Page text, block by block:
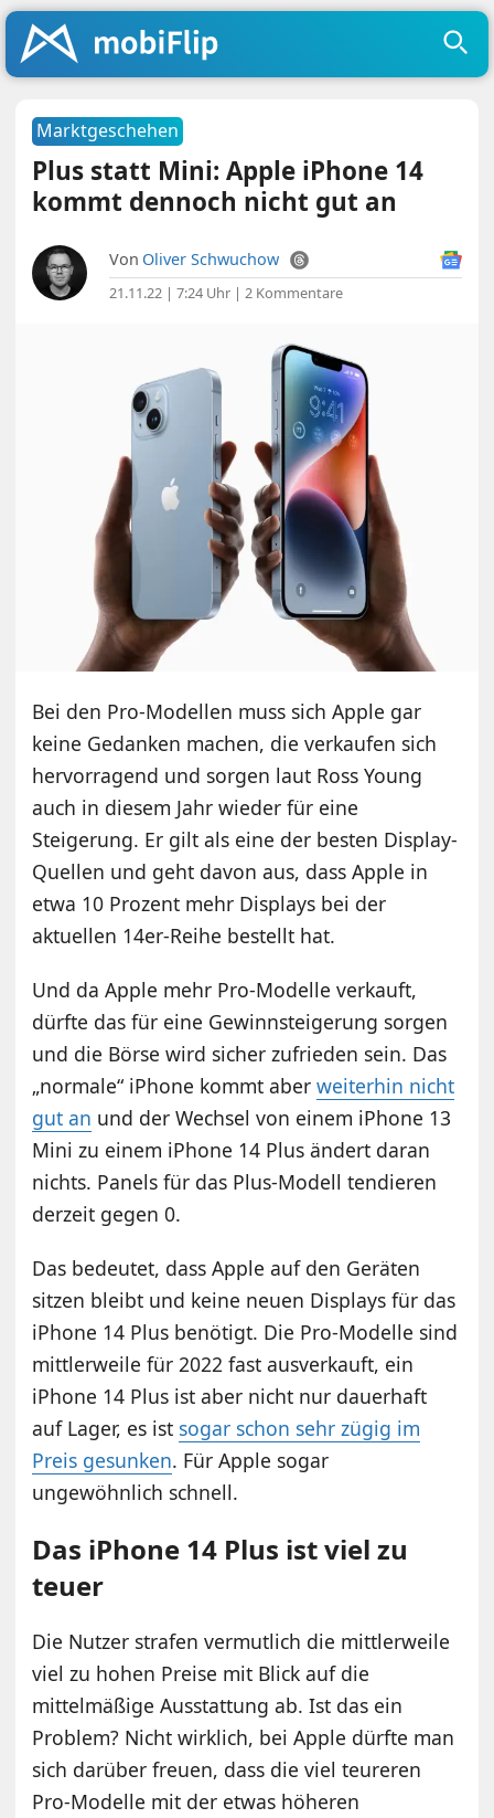
Marktgeschehen
Plus statt Mini: Apple iPhone 14
kommt dennoch nicht gut an
Von Oliver Schwuchow
21.11.22 | 7:24 Uhr |2 Kommentare
Bei den Pro-Modellen muss sich Apple gar
keine Gedanken machen, die verkaufen sich
hervorragend und sorgen laut Ross Young
auch in diesem Jahr wieder für eine
Steigerung. Er gilt als eine der besten Display-
Quellen und geht davon aus, dass Apple in
etwa 10 Prozent mehr Displays bei der
aktuellen 14er-Reihe bestellt hat.
Und da Apple mehr Pro-Modelle verkauft,
dürfte das für eine Gewinnsteigerung sorgen
und die Börse wird sicher zufrieden sein. Das
„normale“ iPhone kommt aberweiterhin nicht
gut an und der Wechsel von einem iPhone 13
Mini zu einem iPhone 14 Plus ändert daran
nichts. Panels für das Plus-Modell tendieren
derzeit gegen 0.
Das bedeutet, dass Apple auf den Geräten
sitzen bleibt und keine neuen Displays für das
iPhone 14 Plus benötigt. Die Pro-Modelle sind
mittlerweile für 2022 fast ausverkauft, ein
iPhone 14 Plus ist aber nicht nur dauerhaft
auf Lager, es ist sogar schon sehr zügig im
Preis gesunken. Für Apple sogar
ungewöhnlich schnell.
Das iPhone 14 Plus ist viel zu
teuer
Die Nutzer strafen vermutlich die mittlerweile
viel zu hohen Preise mit Blick auf die
mittelmäßige Ausstattung ab. Ist das ein
Problem? Nicht wirklich, bei Apple dürfte man
sich darüber freuen, dass die viel teureren
Pro-Modelle mit der etwas höheren